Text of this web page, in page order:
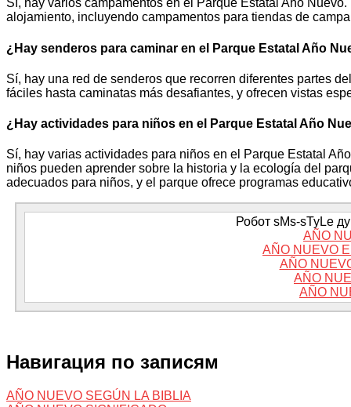
Sí, hay varios campamentos en el Parque Estatal Año
alojamiento, incluyendo campamentos para tiendas de
¿Hay senderos para caminar en el Parque Estatal Año
Sí, hay una red de senderos que recorren diferentes partes
fáciles hasta caminatas más desafiantes, y ofrecen vistas
¿Hay actividades para niños en el Parque Estatal Año
Sí, hay varias actividades para niños en el Parque Estatal
niños pueden aprender sobre la historia y la ecología del
adecuados para niños, y el parque ofrece programas
Робот sMs-sTyLe
AÑO
AÑO NUEVO
AÑO
AÑO
AÑO
Навигация по записям
AÑO NUEVO SEGÚN LA BIBLIA